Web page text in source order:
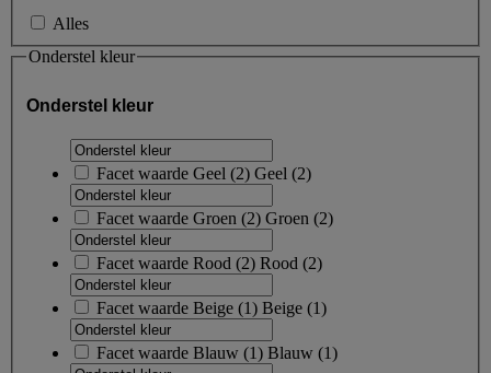
Alles
Onderstel kleur
Onderstel kleur
Facet waarde Geel (2) Geel (2)
Facet waarde Groen (2) Groen (2)
Facet waarde Rood (2) Rood (2)
Facet waarde Beige (1) Beige (1)
Facet waarde Blauw (1) Blauw (1)